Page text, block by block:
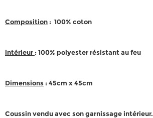
Composition : 100% coton
intérieur : 100% polyester résistant au feu
Dimensions : 45cm x 45cm
Coussin vendu avec son garnissage intérieur.